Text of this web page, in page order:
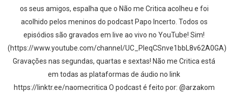
os seus amigos, espalha que o Não me Critica acolheu e foi
acolhido pelos meninos do podcast Papo Incerto. Todos os
episódios são gravados em live ao vivo no YouTube! Sim!
(https://www.youtube.com/channel/UC_PIeqCSnve1bbL8v62A0GA)
Gravações nas segundas, quartas e sextas! Não me Critica está
em todas as plataformas de áudio no link
https://linktr.ee/naomecritica O podcast é feito por: @arzakom